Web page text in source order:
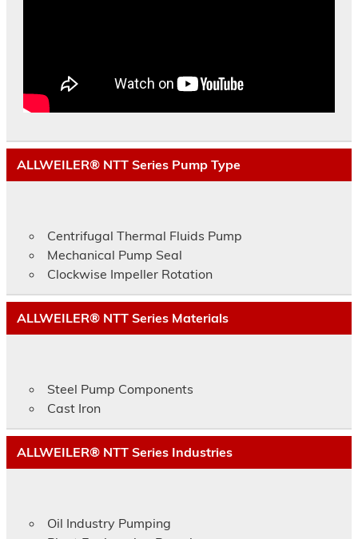
ALLWEILER® NTT Series Pump Type
Centrifugal Thermal Fluids Pump
Mechanical Pump Seal
Clockwise Impeller Rotation
ALLWEILER® NTT Series Materials
Steel Pump Components
Cast Iron
ALLWEILER® NTT Series Industries
Oil Industry Pumping